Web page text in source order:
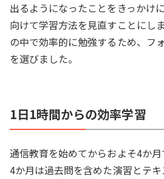
出るようになったことをきっかけ
向けて学習方法を見直すことにし
の中で効率的に勉強するため、フ
を選びました。
1日1時間からの効率学習
通信教育を始めてからおよそ4か
4か月は過去問を含めた演習とテ